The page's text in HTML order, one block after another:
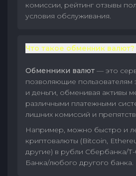
комиссии, рейтинг отзывы
условия обслуживания.
Что такое обменник валют?
Обменники валют — это
позволяющие пользователям
и деньги, обменивая активы
различными платежными
лишних комиссий и
Например, можно быстро и
криптовалюты (Bitcoin,
другие) в рубли Сбербанка/
Банка/любого другого банка.